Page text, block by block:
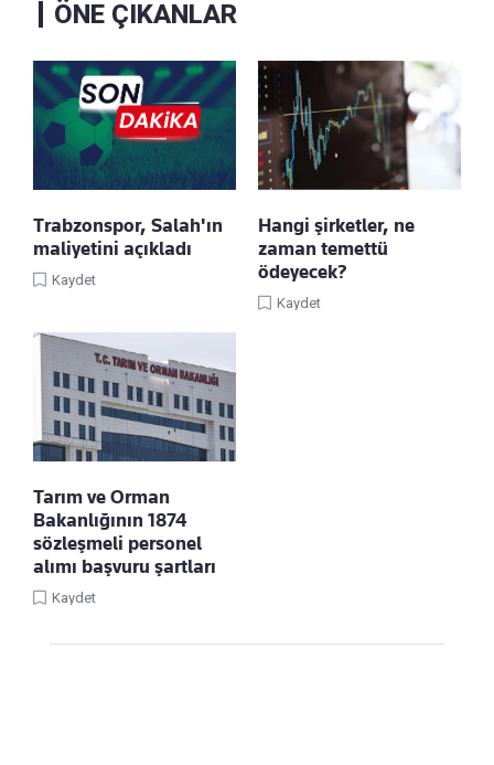
ÖNE ÇIKANLAR
Trabzonspor, Salah'ın
maliyetini açıkladı
Kaydet
Hangi şirketler, ne
zaman temettü
ödeyecek?
Kaydet
Tarım ve Orman
Bakanlığının 1874
sözleşmeli personel
alımı başvuru şartları
Kaydet